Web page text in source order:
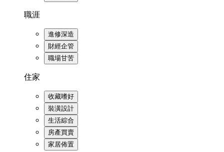
職涯
進修深造
財經企管
職場甘苦
住家
收藏嗜好
裝潢設計
生活綜合
房產買賣
家居佈置